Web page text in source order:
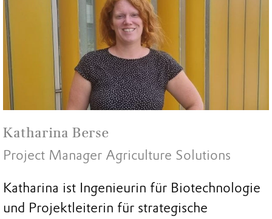
Katharina Berse
Project Manager Agriculture Solutions
Katharina ist Ingenieurin für Biotechnologie
und Projektleiterin für strategische